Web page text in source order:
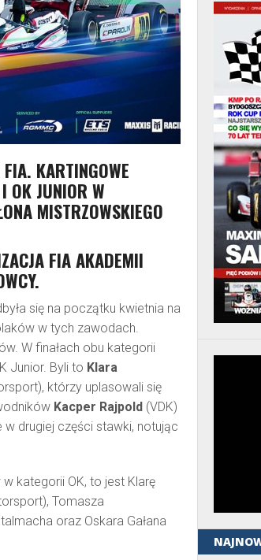
KARTINGOWE
OK JUNIOR W
MISTRZOWSKIEGO
FIA AKADEMII
się na początku kwietnia na
w tych zawodach.
W finałach obu kategorii
Junior. Byli to Klara
którzy uplasowali się
Kacper Rajpold (VDK)
drugiej części stawki, notując
kategorii OK, to jest Klarę
Tomasza
oraz Oskara Gałana